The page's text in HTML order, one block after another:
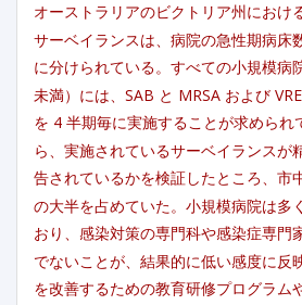
オーストラリアのビクトリア州におけ
サーベイランスは、病院の急性期病床
に分けられている。すべての小規模病
未満）には、SAB と MRSA および
を 4 半期毎に実施することが求められ
ら、実施されているサーベイランスが
告されているかを検証したところ、市
の大半を占めていた。小規模病院は多
おり、感染対策の専門科や感染症専門
でないことが、結果的に低い感度に反
を改善するための教育研修プログラム